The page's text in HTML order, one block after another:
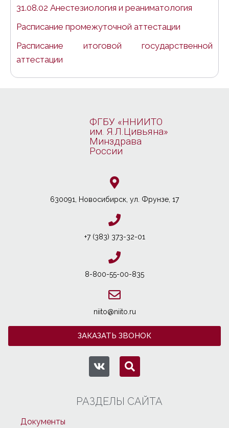
31.08.02 Анестезиология и реаниматология
Расписание промежуточной аттестации
Расписание итоговой государственной
аттестации
ФГБУ «ННИИТО
им. Я.Л.Цивьяна»
Минздрава
России
630091, Новосибирcк, ул. Фрунзе, 17
+7 (383) 373-32-01
8-800-55-00-835
niito@niito.ru
ЗАКАЗАТЬ ЗВОНОК
РАЗДЕЛЫ САЙТА
Документы